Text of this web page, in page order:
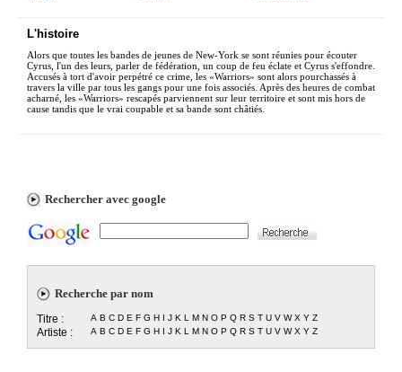
L'histoire
Alors que toutes les bandes de jeunes de New-York se sont réunies pour écouter
Cyrus, l'un des leurs, parler de fédération, un coup de feu éclate et Cyrus s'effondre.
Accusés à tort d'avoir perpétré ce crime, les «Warriors» sont alors pourchassés à
travers la ville par tous les gangs pour une fois associés. Après des heures de combat
acharné, les «Warriors» rescapés parviennent sur leur territoire et sont mis hors de
cause tandis que le vrai coupable et sa bande sont châtiés.
Rechercher avec google
Recherche par nom
Titre : A B C D E F G H I J K L M N O P Q R S T U V W X Y Z
Artiste : A B C D E F G H I J K L M N O P Q R S T U V W X Y Z